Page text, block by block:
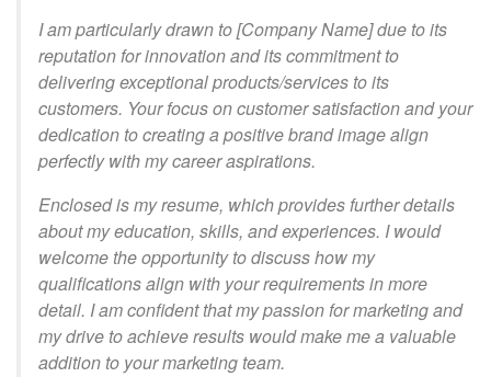
I am particularly drawn to [Company Name] due to its
reputation for innovation and its commitment to
delivering exceptional products/services to its
customers. Your focus on customer satisfaction and your
dedication to creating a positive brand image align
perfectly with my career aspirations.
Enclosed is my resume, which provides further details
about my education, skills, and experiences. I would
welcome the opportunity to discuss how my
qualifications align with your requirements in more
detail. I am confident that my passion for marketing and
my drive to achieve results would make me a valuable
addition to your marketing team.